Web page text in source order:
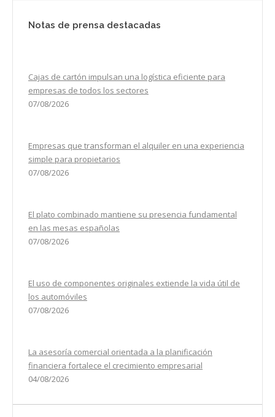
Notas de prensa destacadas
Cajas de cartón impulsan una logística eficiente para
empresas de todos los sectores
07/08/2026
Empresas que transforman el alquiler en una experiencia
simple para propietarios
07/08/2026
El plato combinado mantiene su presencia fundamental
en las mesas españolas
07/08/2026
El uso de componentes originales extiende la vida útil de
los automóviles
07/08/2026
La asesoría comercial orientada a la planificación
financiera fortalece el crecimiento empresarial
04/08/2026